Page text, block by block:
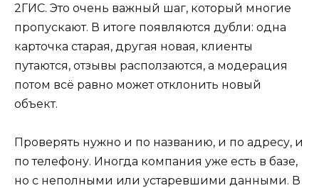
2ГИС. Это очень важный шаг, который многие
пропускают. В итоге появляются дубли: одна
карточка старая, другая новая, клиенты
путаются, отзывы расползаются, а модерация
потом всё равно может отклонить новый
объект.
Проверять нужно и по названию, и по адресу, и
по телефону. Иногда компания уже есть в базе,
но с неполными или устаревшими данными. В